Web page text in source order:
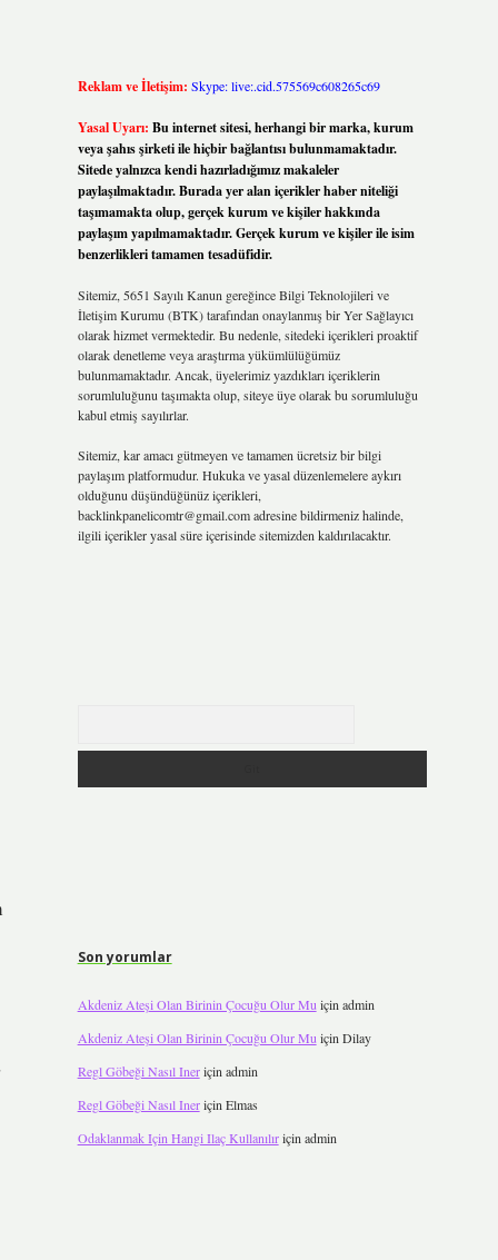
Reklam ve İletişim: Skype: live:.cid.575569c608265c69
Yasal Uyarı: Bu internet sitesi, herhangi bir marka, kurum
veya şahıs şirketi ile hiçbir bağlantısı bulunmamaktadır.
Sitede yalnızca kendi hazırladığımız makaleler
paylaşılmaktadır. Burada yer alan içerikler haber niteliği
taşımamakta olup, gerçek kurum ve kişiler hakkında
paylaşım yapılmamaktadır. Gerçek kurum ve kişiler ile isim
benzerlikleri tamamen tesadüfidir.
Sitemiz, 5651 Sayılı Kanun gereğince Bilgi Teknolojileri ve
İletişim Kurumu (BTK) tarafından onaylanmış bir Yer Sağlayıcı
olarak hizmet vermektedir. Bu nedenle, sitedeki içerikleri proaktif
olarak denetleme veya araştırma yükümlülüğümüz
bulunmamaktadır. Ancak, üyelerimiz yazdıkları içeriklerin
sorumluluğunu taşımakta olup, siteye üye olarak bu sorumluluğu
kabul etmiş sayılırlar.
Sitemiz, kar amacı gütmeyen ve tamamen ücretsiz bir bilgi
paylaşım platformudur. Hukuka ve yasal düzenlemelere aykırı
olduğunu düşündüğünüz içerikleri,
backlinkpanelicomtr@gmail.comadresine bildirmeniz halinde,
ilgili içerikler yasal süre içerisinde sitemizden kaldırılacaktır.
Son yorumlar
Akdeniz Ateşi Olan Birinin Çocuğu Olur Mu için admin
Akdeniz Ateşi Olan Birinin Çocuğu Olur Mu için Dilay
Regl Göbeği Nasıl Ineriçin admin
Regl Göbeği Nasıl Ineriçin Elmas
Odaklanmak Için Hangi Ilaç Kullanılıriçin admin